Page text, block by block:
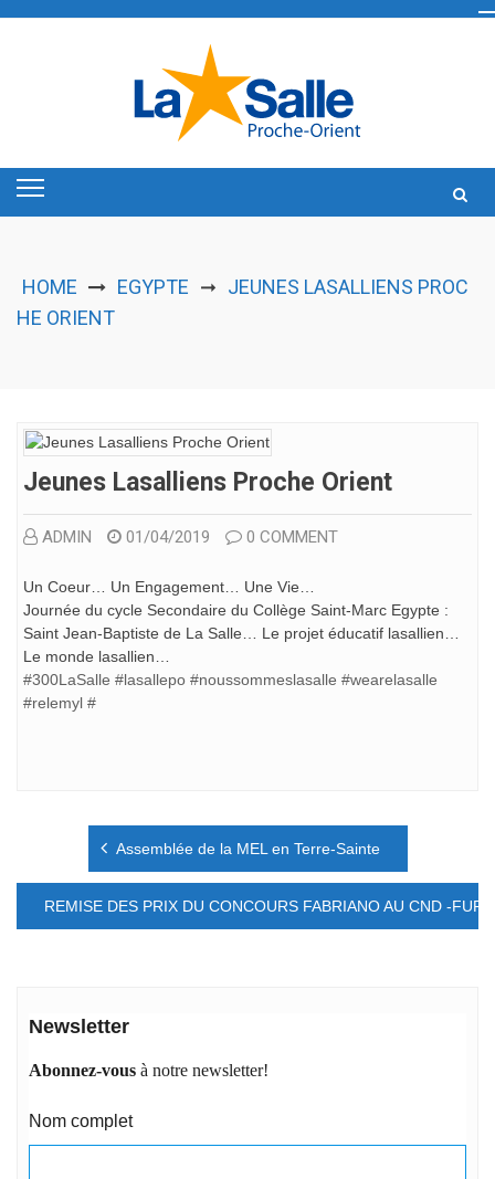
HOME EGYPTE ➞ JEUNES LASALLIENS PROC
HE ORIENT
Jeunes Lasalliens Proche Orient
ADMIN 01/04/2019 0 COMMENT
Un Coeur… Un Engagement… Une Vie…
Journée du cycle Secondaire du Collège Saint-Marc Egypte :
Saint Jean-Baptiste de La Salle… Le projet éducatif lasallien…
Le monde lasallien…
#300LaSalle #lasallepo #noussommeslasalle #wearelasalle
#relemyl #
Navigation
l’article
Assemblée de la MEL en Terre-Sainte
REMISE DES PRIX DU CONCOURS FABRIANO AU CND -
Newsletter
Abonnez-vous à notre newsletter!
Nom complet